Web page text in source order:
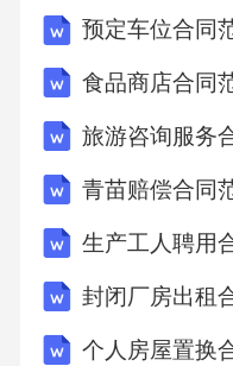
成，任何一方均有
人民法院提起诉讼
支持，以促进项目
与，有助于增加项
降低项目风险。7.3
的资源配置，提高
率。第八条甲方为
为项目的主导方，
预定车位合同
食品商店合同
旅游咨询服务
青苗赔偿合同
生产工人聘用
封闭厂房出租
个人房屋置换